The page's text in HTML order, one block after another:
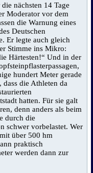
nächsten 14 Tage
Moderator vor dem
die Warnung eines
Deutschen
Er legte auch gleich
Stimme ins Mikro:
Härtesten!“ Und in der
hundert Meter gerade
dass die Athleten da
hatten. Für sie galt
denn anders als beim
durch die
schwer vorbelastet. Wer
über 500 hm
praktisch
werden dann zur